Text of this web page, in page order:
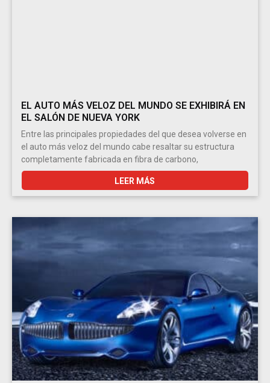
EL AUTO MÁS VELOZ DEL MUNDO SE EXHIBIRÁ EN
EL SALÓN DE NUEVA YORK
Entre las principales propiedades del que desea volverse en
el auto más veloz del mundo cabe resaltar su estructura
completamente fabricada en fibra de carbono,
LEER MÁS